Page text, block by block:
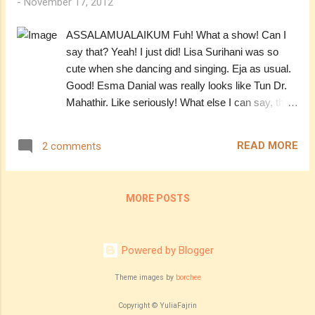
ASSALAMUALAIKUM Fuh! What a show! Can I
say that? Yeah! I just did! Lisa Surihani was so
cute when she dancing and singing. Eja as usual.
Good! Esma Danial was really looks like Tun Dr.
Mahathir. Like seriously! What else I can say, the
people more than himself. Tun Dr. Mahathir
nampaknya seorang yang suka bergurau dan
beliau dengan sungguh baik, dengan dialek
suami, di situ ada isterinya. Si isteri pula, sungguh
Berangan sungguh ya kau YF? :D Agak terkilan
2 comments READ MORE
MORE POSTS
Powered by Blogger
Theme images by borchee
Copyright © YuliaFajrin